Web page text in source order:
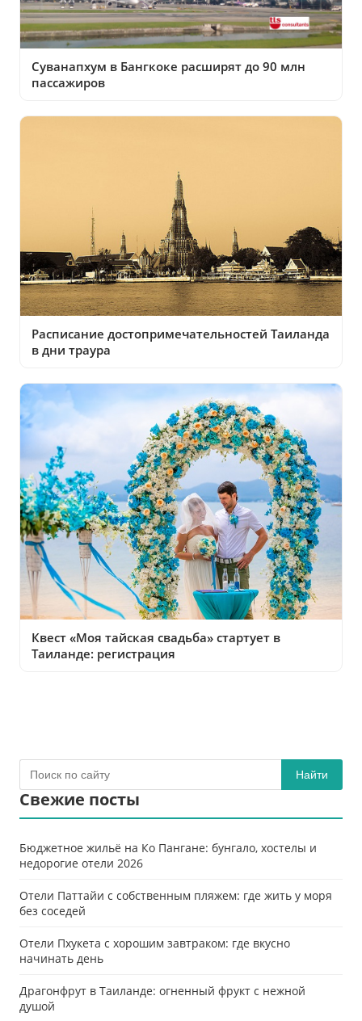
Суванапхум в Бангкоке расширят до 90 млн
пассажиров
Расписание достопримечательностей Таиланда
в дни траура
Квест «Моя тайская свадьба» стартует в
Таиланде: регистрация
Найти
Свежие посты
Бюджетное жильё на Ко Пангане: бунгало, хостелы и
недорогие отели 2026
Отели Паттайи с собственным пляжем: где жить у моря
без соседей
Отели Пхукета с хорошим завтраком: где вкусно
начинать день
Драгонфрут в Таиланде: огненный фрукт с нежной
душой